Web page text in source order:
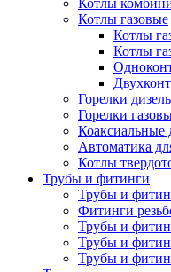
Котлы
Котлы газовые
Котлы
Котлы
Горелки
Горелки
Автоматика
Котлы
Трубы и фитинги
Трубы и
Фитинги
Трубы и
Трубы и
Трубы и